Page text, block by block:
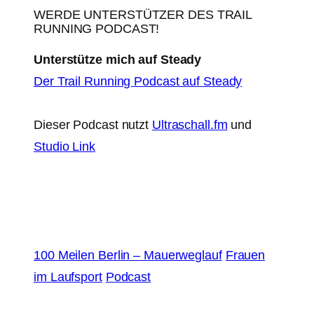
WERDE UNTERSTÜTZER DES TRAIL
RUNNING PODCAST!
Unterstütze mich auf Steady
Der Trail Running Podcast auf Steady
Dieser Podcast nutzt Ultraschall.fm und
Studio Link
100 Meilen Berlin – Mauerweglauf Frauen
im Laufsport Podcast